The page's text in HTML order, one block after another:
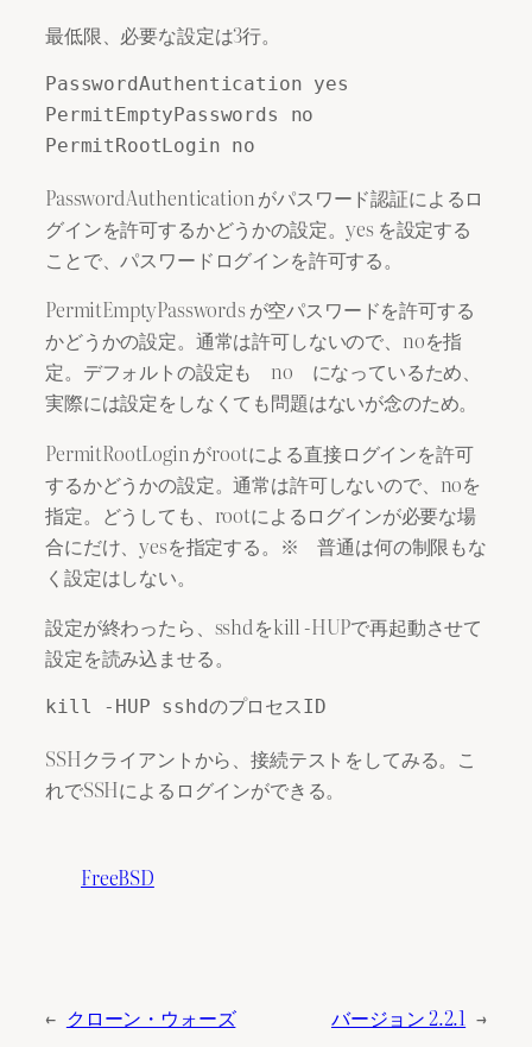
最低限、必要な設定は3行。
PasswordAuthentication yes
PermitEmptyPasswords no
PasswordAuthentication がパスワード認証によるロ
グインを許可するかどうかの設定。yes を設定する
ことで、パスワードログインを許可する。
PermitEmptyPasswords が空パスワードを許可する
かどうかの設定。通常は許可しないので、noを指
定。デフォルトの設定も no になっているため、
実際には設定をしなくても問題はないが念のため。
PermitRootLogin がrootによる直接ログインを許可
するかどうかの設定。通常は許可しないので、noを
指定。どうしても、rootによるログインが必要な場
合にだけ、yesを指定する。※ 普通は何の制限もな
く設定はしない。
設定が終わったら、sshdをkill -HUPで再起動させて
設定を読み込ませる。
SSHクライアントから、接続テストをしてみる。こ
れでSSHによるログインができる。
FreeBSD
← クローン・ウォーズ バージョン 2.2.1 →